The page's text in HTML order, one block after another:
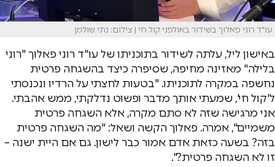
עו"ד רוני פאלוך בשידור באולפני קול חי | צילום: נתי שולמן
באישון ליל, עלתה לשידור בתוכניתו של עו"ד רוני פאלוך "רוני
בלילה" מאזינה מחיפה, שסיפרה כיצד בהשגחה פרטית
נחשפה במקרה לתוכניתו. "בטעות לחצתי על הרדיו ונכנסתי
ל'קול חי', שמעתי אותך מדבר ופשוט נדלקתי, ממש אהבתי.
אני מרגישה שזה לא סתם מקרה, אלא השגחה פרטית
משמיים", אמרה. פאלוך הקשה ושאל: "מה השגחה פרטית
בזה? בשעה כזאת אדם אמור כבר לישון. גם אם היית ישנה –
זו לא השגחה פרטית?".